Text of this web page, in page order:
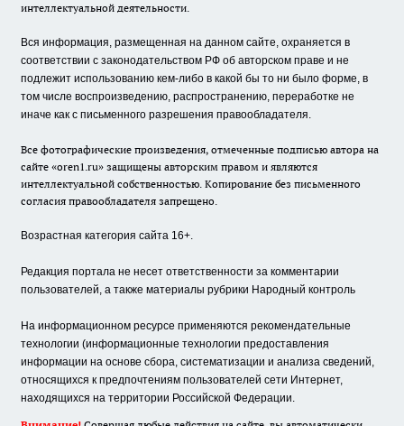
интеллектуальной деятельности.
Вся информация, размещенная на данном сайте, охраняется в
соответствии с законодательством РФ об авторском праве и не
подлежит использованию кем-либо в какой бы то ни было форме, в
том числе воспроизведению, распространению, переработке не
иначе как с письменного разрешения правообладателя.
Все фотографические произведения, отмеченные подписью автора на
сайте «oren1.ru» защищены авторским правом и являются
интеллектуальной собственностью. Копирование без письменного
согласия правообладателя запрещено.
Возрастная категория сайта 16+.
Редакция портала не несет ответственности за комментарии
пользователей, а также материалы рубрики Народный контроль
На информационном ресурсе применяются рекомендательные
технологии (информационные технологии предоставления
информации на основе сбора, систематизации и анализа сведений,
относящихся к предпочтениям пользователей сети Интернет,
находящихся на территории Российской Федерации.